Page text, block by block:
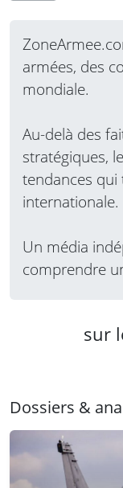
miniatures
armées, des
mondiale.
Au-delà des
stratégiques,
tendances
internationale.
Un média
comprendre
sur
Dossiers &